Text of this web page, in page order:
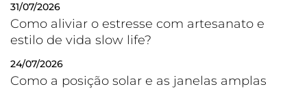
31/07/2026
Como aliviar o estresse com artesanato e
estilo de vida slow life?
24/07/2026
Como a posição solar e as janelas amplas